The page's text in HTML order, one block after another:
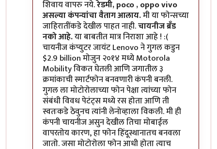
शिवाय वापरु नये.रेडमी, poco , oppo vivo
असल्या कंपन्यांचा वैताग आलाय.मी या फोन्सच्या
जाहिरातींकडे देखील पाहत नाही.चायनीज ब्रँड
नको आहे.या बाबतीत मात्र निराशा आहे ! :(
चायनीज कंप्युटर जायंट Lenovo ने गुगल कडुन
$2.9 billion मोजुन २०१४ मध्ये Motorola
Mobility विकत घेतली आणि जगातील ३
क्रमांकाची स्मार्टफोन बनवणारी कंपनी बनली.
गुगल ला मोटोरोलाच्या फोन पेक्षा त्यांच्या फोन
संबंधी विवध पेटंट्स मध्ये रस होता आणि ती
स्वतःकडे ठेवुनच त्यांनी लेनोव्हाला विकली. मी ही
कंपनी चायनीज असुन देखील तिचा मोबाईल
वापरतोय कारण, हा फोन हिंदूस्थानातच बनवला
जातो. जसा मोटोरोला फोन आधी होता त्याच